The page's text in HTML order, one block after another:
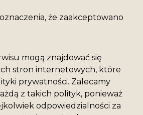
że zaakceptowano
mogą znajdować się
stron internetowych, które
prywatności. Zalecamy
z takich polityk, ponieważ
odpowiedzialności za